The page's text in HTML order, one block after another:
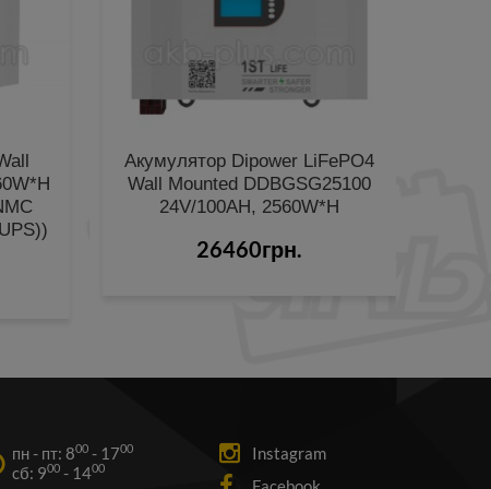
Акумулятор Dipower LiFePO4
Wall Mounted DDBGSG25100
24V/100AH, 2560W*h
26460грн.
пн - пт: 800 - 1700
cб: 900 - 1400
Instagram